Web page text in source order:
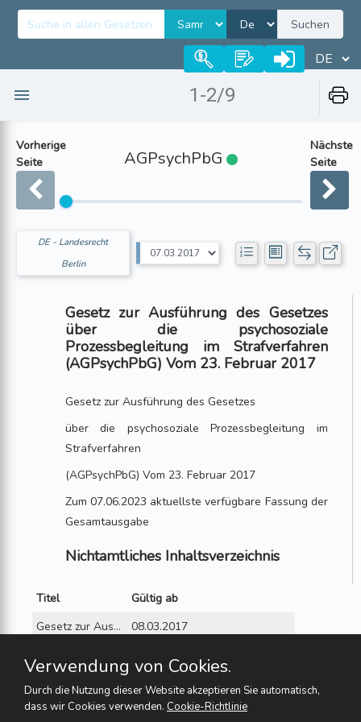
Suchen
1-2/9
Vorherige
Seite
AGPsychPbG
Nächste
Seite
DE - Landesrecht
Berlin
Gesetz zur Ausführung des Gesetzes
über die psychosoziale
Prozessbegleitung im Strafverfahren
(AGPsychPbG) Vom 23. Februar 2017
Gesetz zur Ausführung des Gesetzes
über die psychosoziale Prozessbegleitung im
Strafverfahren
(AGPsychPbG) Vom 23. Februar 2017
Zum 07.06.2023 aktuellste verfügbare Fassung der
Gesamtausgabe
Nichtamtliches Inhaltsverzeichnis
Titel
Gültig ab
Gesetz zur Ausführung des Gesetzes über die psychosoziale Prozessbegleitung im Strafverfahren (AGPsychPbG) vom 23. Februar 2017
08.03.2017
§ 1 - Anerkennung von psychosozialen Prozessbegleiterinnen und psychosozialen Prozessbegleitern
08.03.2017
§ 2 - Anerkennung von Aus- oder Weiterbildungen
08.03.2017
Verwendung von Cookies.
Durch die Nutzung dieser Website akzeptieren Sie automatisch,
dass wir Cookies verwenden. Cookie-Richtlinie